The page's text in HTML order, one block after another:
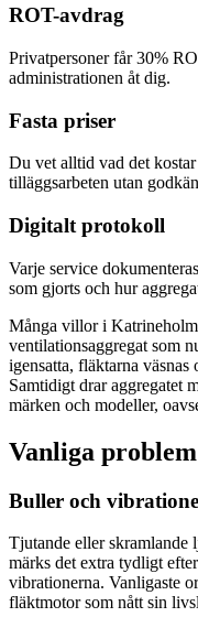
ROT-avdrag
Privatpersoner får 30%
administrationen åt dig.
Fasta priser
Du vet alltid vad det
tilläggsarbeten utan
Digitalt protokoll
Varje service
som gjorts och hur
Många villor i
ventilationsaggregat som
igensatta, fläktarna
Samtidigt drar aggregatet
märken och modeller,
Vanliga problem
Buller och
Tjutande eller skramlande
märks det extra tydligt
vibrationerna. Vanligaste
fläktmotor som nått sin